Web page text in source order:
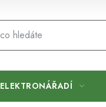
ELEKTRONÁŘADÍ